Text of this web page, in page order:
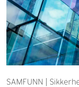
SAMFUNN |